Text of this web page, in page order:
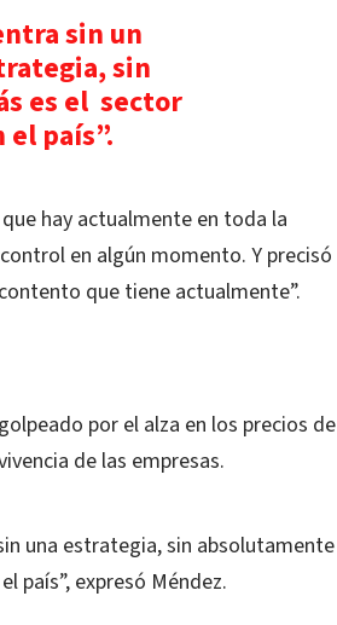
sin un
sin
es el sector
país”.
hay actualmente en toda la
en algún momento. Y precisó
que tiene actualmente”.
por el alza en los precios de
de las empresas.
una estrategia, sin absolutamente
país”, expresó Méndez.